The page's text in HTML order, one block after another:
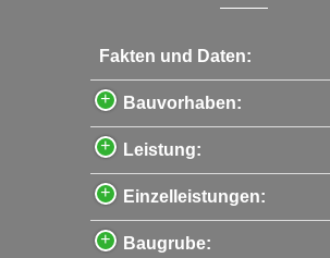
Fakten und Daten:
Bauvorhaben:
Leistung:
Einzelleistungen:
Baugrube: